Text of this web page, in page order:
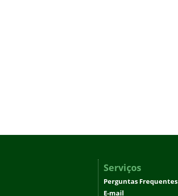
Serviços
Perguntas Frequentes
E-mail